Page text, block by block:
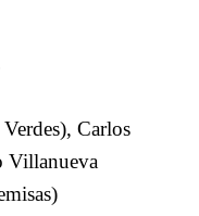
Carlos
Villanueva